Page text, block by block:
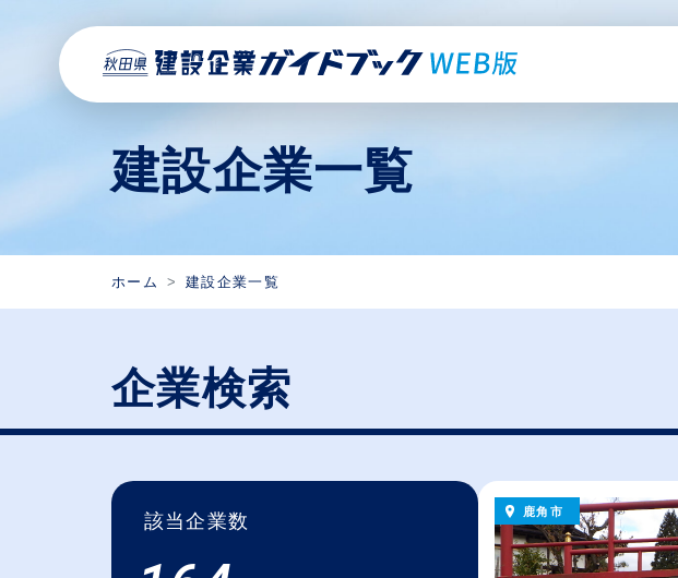
建設企業一覧
ホーム 建設企業一覧
企業検索
該当企業数 鹿角市